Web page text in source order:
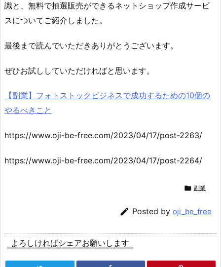
識と、無料で抽選販売ができるネットショップ作成サービ
スについてご紹介しました。
最後まで読んでいただきありがとうございます。
ぜひお試ししていただければと思います。
【副業】フォトストックビジネスで成功するための10個の
やるべきこと
https://www.oji-be-free.com/2023/04/17/post-2263/
https://www.oji-be-free.com/2023/04/17/post-2264/
 副業
 Posted by oji_be_free
よろしければシェアお願いします